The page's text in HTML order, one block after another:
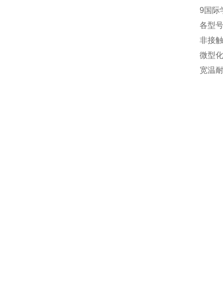
9国际
各型
非接
微型
宽温